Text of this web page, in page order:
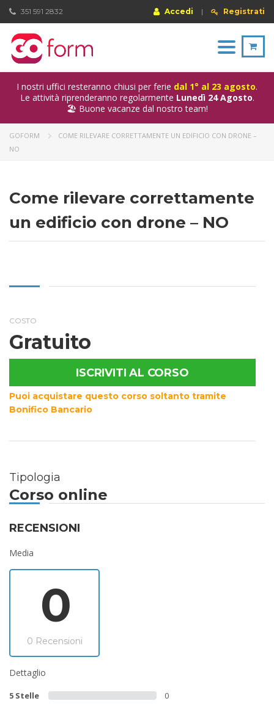
Accedi | Registrati
351 591 2832
Toggle
navigation
I nostri uffici resteranno chiusi per ferie dal 1° al 23 agosto.
Le attività riprenderanno regolarmente Lunedì 24 Agosto.
🏖️ Buone vacanze dal nostro team!
GOFORM
COME RILEVARE CORRETTAMENTE UN EDIFICIO CON DRONE –
NO
Come rilevare correttamente
un edificio con drone – NO
COSTO
Gratuito
ISCRIVITI AL CORSO
Puoi acquistare questo corso soltanto tramite
Bonifico Bancario
Tipologia
Corso online
RECENSIONI
Media
0
0 Recensioni
Dettaglio
5 Stelle 0